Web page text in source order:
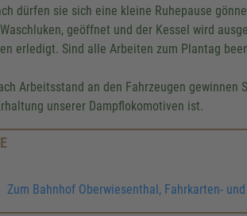
dürfen sie sich eine kleine Ruhepause
geöffnet und der Kessel wird
erledigt. Sind alle Arbeiten zum Plantag
Arbeitsstand an den Fahrzeugen gewinnen
unserer Dampflokomotiven ist.
Zum Bahnhof Oberwiesenthal, Fahrkarten-